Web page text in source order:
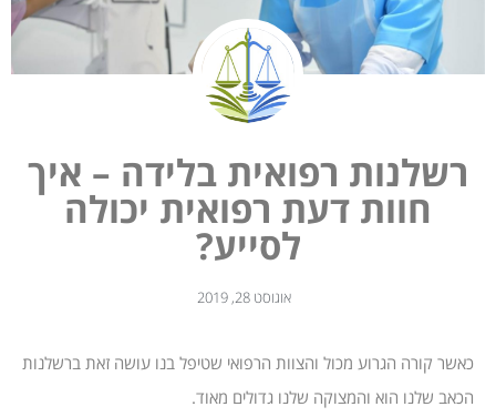
רשלנות רפואית בלידה – איך
חוות דעת רפואית יכולה
לסייע?
אוגוסט 28, 2019
כאשר קורה הגרוע מכול והצוות הרפואי שטיפל בנו עושה זאת ברשלנות
הכאב שלנו הוא והמצוקה שלנו גדולים מאוד.